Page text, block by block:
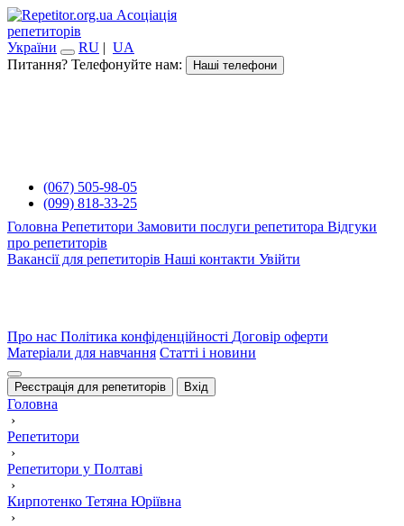
Асоціація
репетиторів
України
RU | UA
Питання? Телефонуйте нам:
Наші телефони
(067) 505-98-05
(099) 818-33-25
Головна Репетитори Замовити послуги репетитора Відгуки
про репетиторів
Вакансії для репетиторів Наші контакти Увійти
Про нас Політика конфіденційності Договір оферти
Матеріали для навчання Статті і новини
Реєстрація для репетиторів Вхід
Головна
›
Репетитори
›
Репетитори у Полтаві
›
Кирпотенко Тетяна Юріївна
›